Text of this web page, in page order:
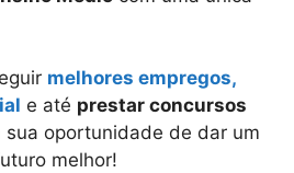
melhores empregos,
e até prestar concursos
sua oportunidade de dar um
melhor!